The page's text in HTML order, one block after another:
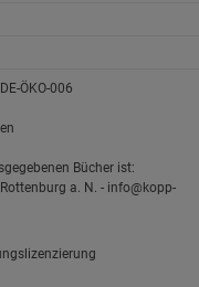
ÖKO-006
Bücher ist:
a. N. - info@kopp-